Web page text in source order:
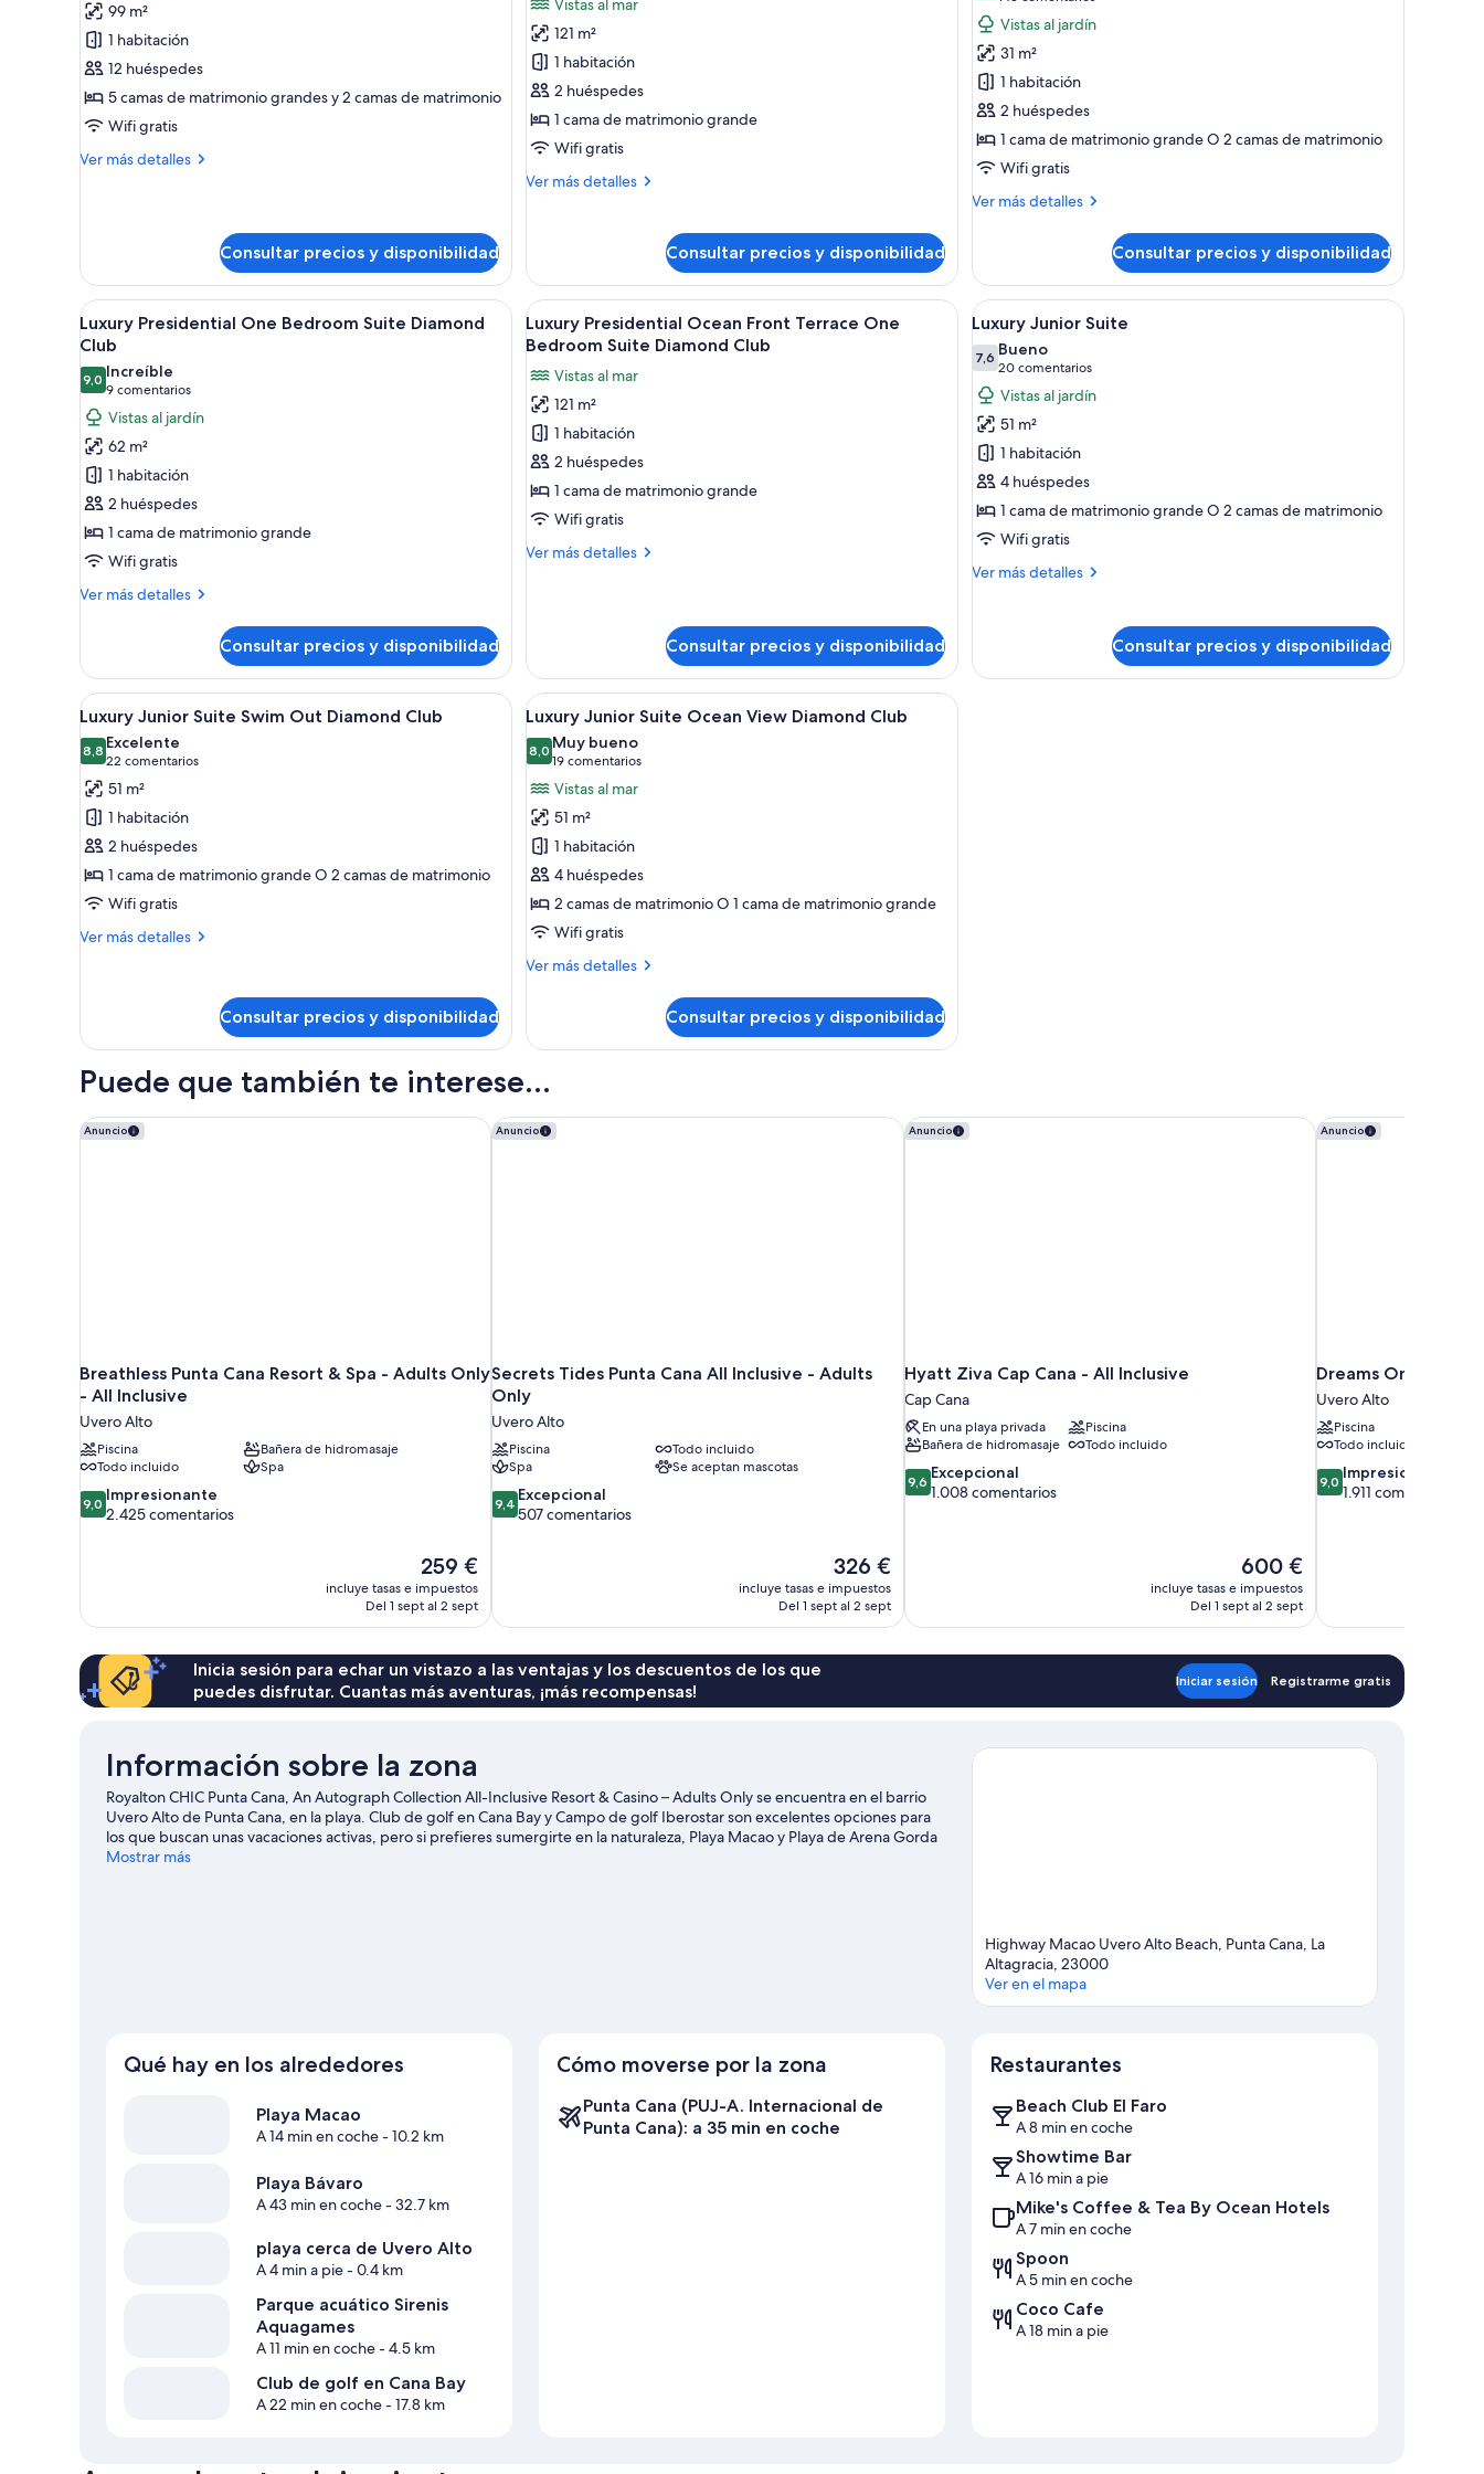
fotos
de
The
Mansion
99 m²
1 habitación
12 huéspedes
5 camas de matrimonio grandes y 2 camas de matrimonio
Wifi gratis
Ver más detalles
Más
Consultar precios y disponibilidad
fotos
de
Luxury
Presidential
Ocean
Front
Out
Suite
Diamond
Club
Vistas al mar
121 m²
1 habitación
2 huéspedes
1 cama de matrimonio grande
Wifi gratis
Ver más detalles
Más
Ocean
Front
Swim
Out
Bedroom
Suite
Diamond
Club
Consultar precios y disponibilidad
fotos
de
Luxury
Room
Vistas al jardín
31 m²
1 habitación
2 huéspedes
1 cama de matrimonio grande O 2 camas de matrimonio
Wifi gratis
Ver más detalles
Más
Room
Consultar precios y disponibilidad
Abrir
todas
las
fotos
de
Luxury
Presidential
One
Bedroom
Suite
Diamond
Club
Una habitación de hotel moderna con sofá, una mesa de comedor con fruta, televisión y balcón con cortinas.
8
Luxury Presidential One Bedroom Suite Diamond
Club
9,09,0 de 10
Increíble
9 comentarios
(9 comentarios)
Vistas al jardín
62 m²
1 habitación
2 huéspedes
1 cama de matrimonio grande
Wifi gratis
Ver más detalles
Más
Presidential
One
Bedroom
Suite
Diamond
Club
Consultar precios y disponibilidad
Abrir
todas
fotos
de
Luxury
Presidential
Ocean
Front
One
Club
Una cocina moderna con una isla grande, taburetes de bar y vista a palmeras.
6
Luxury Presidential Ocean Front Terrace One
Bedroom Suite Diamond Club
Vistas al mar
121 m²
1 habitación
2 huéspedes
1 cama de matrimonio grande
Wifi gratis
Ver más detalles
Más
Front
Terrace
One
Bedroom
Suite
Diamond
Club
Consultar precios y disponibilidad
Abrir
todas
las
fotos
de
Luxury
Junior
Suite
Una habitación de hotel moderna con
5
Luxury Junior Suite
7,67,6 de 10
Bueno
20 comentarios
(20 comentarios)
Vistas al jardín
51 m²
1 habitación
4 huéspedes
1 cama de matrimonio grande O 2 camas de matrimonio
Wifi gratis
Ver más detalles
Más
Suite
Consultar precios y disponibilidad
Abrir
todas
las
fotos
de
Luxury
Junior
Suite
Swim
Out
Una habitación de hotel moderna con una cama grande, un baño independiente con jacuzzi, una zona de comedor con mesa y sillas, y un balcón con vistas al complejo turístico.
7
Luxury Junior Suite Swim Out Diamond Club
8,88,8 de 10
Excelente
22 comentarios
(22 comentarios)
51 m²
1 habitación
2 huéspedes
1 cama de matrimonio grande O 2 camas de matrimonio
Wifi gratis
Ver más detalles
Más
Suite
Swim
Out
Diamond
Club
Consultar precios y disponibilidad
Abrir
todas
las
fotos
de
Luxury
Junior
Suite
Ocean
View
Diamond
Una habitación de hotel moderna con una cama grande, un baño independiente con jacuzzi, una zona de
5
Luxury Junior Suite Ocean View Diamond Club
8,08,0 de 10
Muy bueno
19 comentarios
(19 comentarios)
Vistas al mar
51 m²
1 habitación
4 huéspedes
2 camas de matrimonio O 1 cama de matrimonio grande
Wifi gratis
Ver más detalles
Más
Junior
Ocean
Diamond
Club
Consultar precios y disponibilidad
Puede que también te interese...
Anuncio
Breathless Punta Cana Resort & Spa - Adults Only
- All Inclusive
Uvero Alto
Piscina
Bañera de hidromasaje
Todo incluido
Spa
9.0
sobre
9,0 Impresionante
2.425 comentarios
El
precio
actual
259 €
259 €
incluye tasas e impuestos
Del 1 sept al 2 sept
Breathless Punta Cana Resort & Spa - Adults Only - All Inclusive
Anuncio
Secrets Tides Punta Cana All Inclusive - Adults
Only
Uvero Alto
Piscina
Todo incluido
Spa
Se aceptan mascotas
9.4
sobre
9,4 Excepcional
507 comentarios
El
precio
actual
326 €
326 €
incluye tasas e impuestos
Del 1 sept al 2 sept
Secrets Tides Punta Cana All Inclusive - Adults Only Anuncio
Hyatt Ziva Cap Cana - All Inclusive
Cap Cana
En una playa privada
Piscina
Bañera de hidromasaje
Todo incluido
9.6
sobre
9,6 Excepcional
1.008 comentarios
El
precio
actual
600 €
600 €
incluye tasas e impuestos
Del 1 sept al 2 sept
Hyatt Ziva Cap Cana - All Inclusive Anuncio
Dreams Onyx
Uvero Alto
Piscina
Todo incluido
9.0
sobre
9,0 Impresionante
1.911 comentarios
Dreams Onyx
Inicia sesión para echar un vistazo a las ventajas y los descuentos de los que
puedes disfrutar. Cuantas más aventuras, ¡más recompensas!
Iniciar sesión Registrarme gratis
Información sobre la zona
Royalton CHIC Punta Cana, An Autograph Collection All-Inclusive Resort & Casino – Adults Only se encuentra en el barrio
Uvero Alto de Punta Cana, en la playa. Club de golf en Cana Bay y Campo de golf Iberostar son excelentes opciones para
los que buscan unas vacaciones activas, pero si prefieres sumergirte en la naturaleza, Playa Macao y Playa de Arena Gorda
son lo que necesitas. ¿Te apetece disfrutar de un evento especial? Puedes buscar el calendario de Rafa Nadal Tennis
Mostrar más
Highway Macao Uvero Alto Beach, Punta Cana, La
Altagracia, 23000
Ver en el mapa
Qué hay en los alrededores
Playa Macao
A 14 min en coche- 10.2 km
Playa Bávaro
A 43 min en coche- 32.7 km
playa cerca de Uvero Alto
A 4 min a pie- 0.4 km
Parque acuático Sirenis
Aquagames
A 11 min en coche- 4.5 km
Club de golf en Cana Bay
A 22 min en coche- 17.8 km
Cómo moverse por la zona
Punta Cana (PUJ-A. Internacional de
Punta Cana): a 35 min en coche
Restaurantes
Beach Club El Faro
A 8 min en coche
Showtime Bar
A 16 min a pie
Mike's Coffee & Tea By Ocean Hotels
A 7 min en coche
Spoon
A 5 min en coche
Coco Cafe
A 18 min a pie